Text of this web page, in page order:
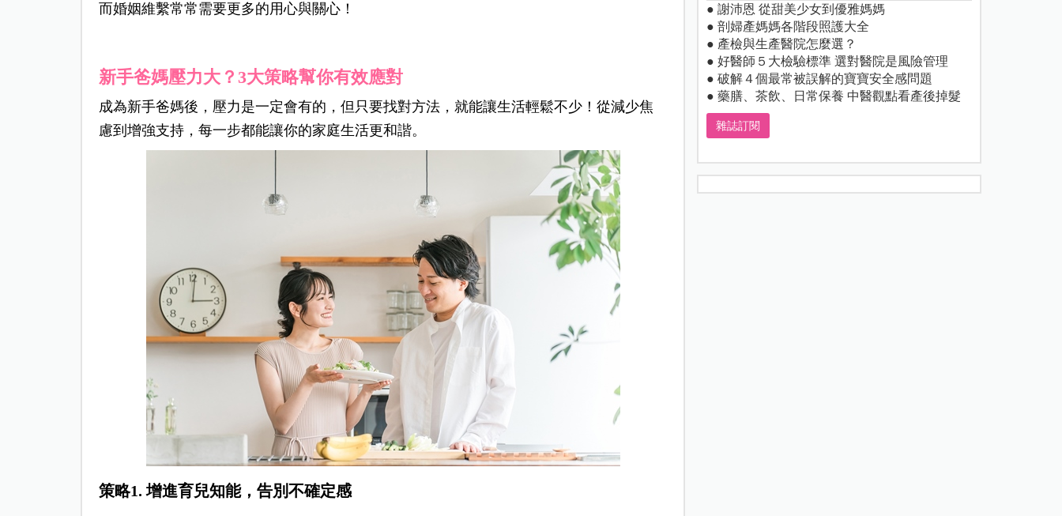
而婚姻維繫常常需要更多的用心與關心！
新手爸媽壓力大？3大策略幫你有效應對
成為新手爸媽後，壓力是一定會有的，但只要找對方法，就能讓生活輕鬆不少！從減少焦
慮到增強支持，每一步都能讓你的家庭生活更和諧。
策略1. 增進育兒知能，告別不確定感
● 謝沛恩 從甜美少女到優雅媽媽
● 剖婦產媽媽各階段照護大全
● 產檢與生產醫院怎麼選？
● 好醫師５大檢驗標準 選對醫院是風險管理
● 破解４個最常被誤解的寶寶安全感問題
● 藥膳、茶飲、日常保養 中醫觀點看產後掉髮
雜誌訂閱